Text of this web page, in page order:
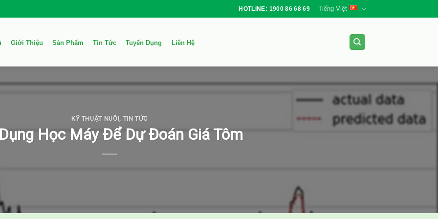
HOTLINE: 1900 86 68 69 Tiếng Việt
Giới Thiệu Sản Phẩm Tin Tức Tuyển Dụng Liên Hệ
KỸ THUẬT NUÔI, TIN TỨC
Học Máy Để Dự Đoán Giá Tôm